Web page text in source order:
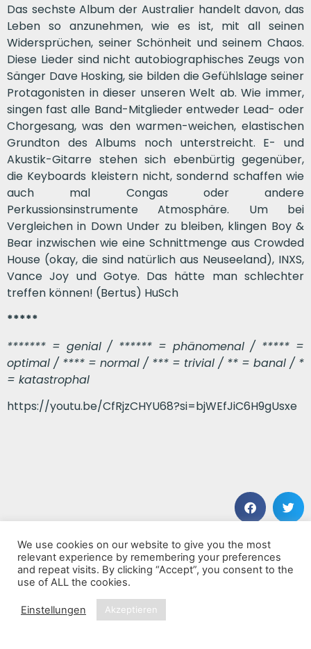
Das sechste Album der Australier handelt davon, das
Leben so anzunehmen, wie es ist, mit all seinen
Widersprüchen, seiner Schönheit und seinem Chaos.
Diese Lieder sind nicht autobiographisches Zeugs von
Sänger Dave Hosking, sie bilden die Gefühlslage seiner
Protagonisten in dieser unseren Welt ab. Wie immer,
singen fast alle Band-Mitglieder entweder Lead- oder
Chorgesang, was den warmen-weichen, elastischen
Grundton des Albums noch unterstreicht. E- und
Akustik-Gitarre stehen sich ebenbürtig gegenüber,
die Keyboards kleistern nicht, sondernd schaffen wie
auch mal Congas oder andere
Perkussionsinstrumente Atmosphäre. Um bei
Vergleichen in Down Under zu bleiben, klingen Boy &
Bear inzwischen wie eine Schnittmenge aus Crowded
House (okay, die sind natürlich aus Neuseeland), INXS,
Vance Joy und Gotye. Das hätte man schlechter
treffen können! (Bertus) HuSch
*****
******* = genial / ****** = phänomenal / ***** =
optimal / **** = normal / *** = trivial / ** = banal / *
= katastrophal
https://youtu.be/CfRjzCHYU68?si=bjWEfJiC6H9gUsxe
VORHERIGER BEITRAG
Jaggat
NÄCHSTER BEITRAG
Icemelter
We use cookies on our website to give you the most
relevant experience by remembering your preferences
and repeat visits. By clicking “Accept”, you consent to the
use of ALL the cookies.
Einstellungen Akzeptieren